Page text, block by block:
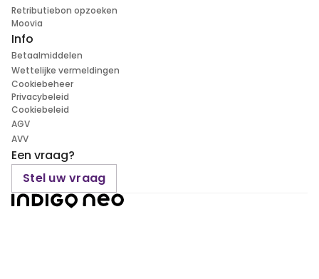
Retributiebon opzoeken
Moovia
Info
Betaalmiddelen
Wettelijke vermeldingen
Cookiebeheer
Privacybeleid
Cookiebeleid
AGV
AVV
Een vraag?
Stel uw vraag